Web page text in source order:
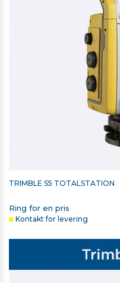
TRIMBLE S5 TOTALSTATION
Ring for en pris
Kontakt for levering